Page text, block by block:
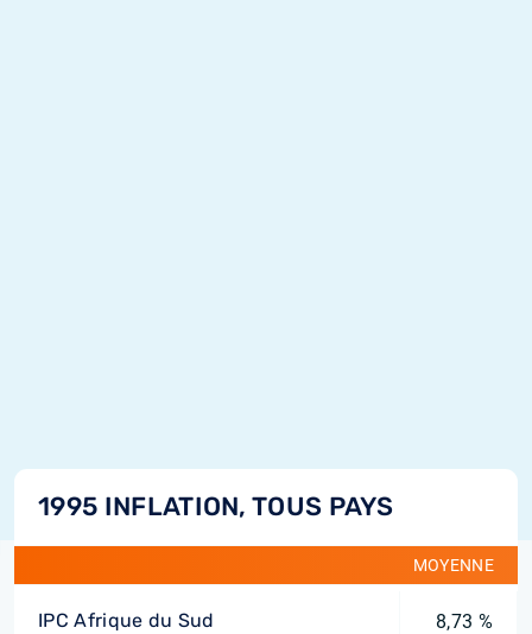
1995 INFLATION, TOUS PAYS
MOYENNE
IPC Afrique du Sud 8,73 %